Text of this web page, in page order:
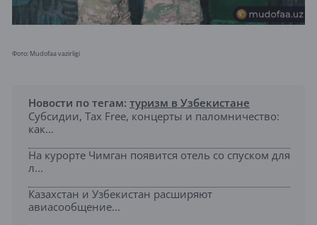
Фото: ​Mudofaa vazirligi
Новости по тегам: туризм в Узбекистане
Субсидии, Tax Free, концерты и паломничество:
как...
На курорте Чимган появится отель со спуском для
л...
Казахстан и Узбекистан расширяют
авиасообщение...